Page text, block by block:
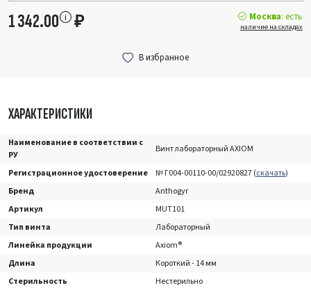
ХАРАКТЕРИСТИКИ
Наименование в соответствии с
РУ
Винт лабораторный AXIOM
Регистрационное удостоверение № Г004-00110-00/02920827 (скачать)
Бренд
Anthogyr
Артикул
MUT101
Тип винта
Лабораторный
Линейка продукции
Axiom®
Длина
Короткий - 14 мм
Стерильность
Нестерильно
1 342.00 ₽ Москва: есть
наличие на складах